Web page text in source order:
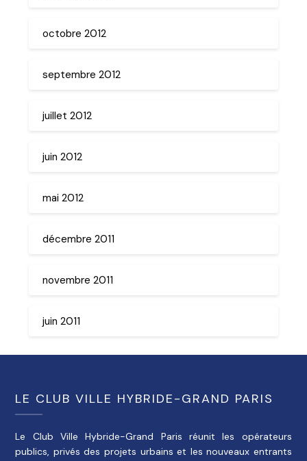
octobre 2012
septembre 2012
juillet 2012
juin 2012
mai 2012
décembre 2011
novembre 2011
juin 2011
LE CLUB VILLE HYBRIDE-GRAND PARIS
Le Club Ville Hybride-Grand Paris réunit les opérateurs
publics, privés des projets urbains et les nouveaux entrants